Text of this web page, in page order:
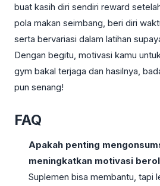
buat kasih diri sendiri reward
pola makan seimbang, beri diri
serta bervariasi dalam latihan
Dengan begitu, motivasi kamu
gym bakal terjaga dan hasilnya,
pun senang!
FAQ
Apakah penting
meningkatkan motivasi
Suplemen bisa membantu, tapi